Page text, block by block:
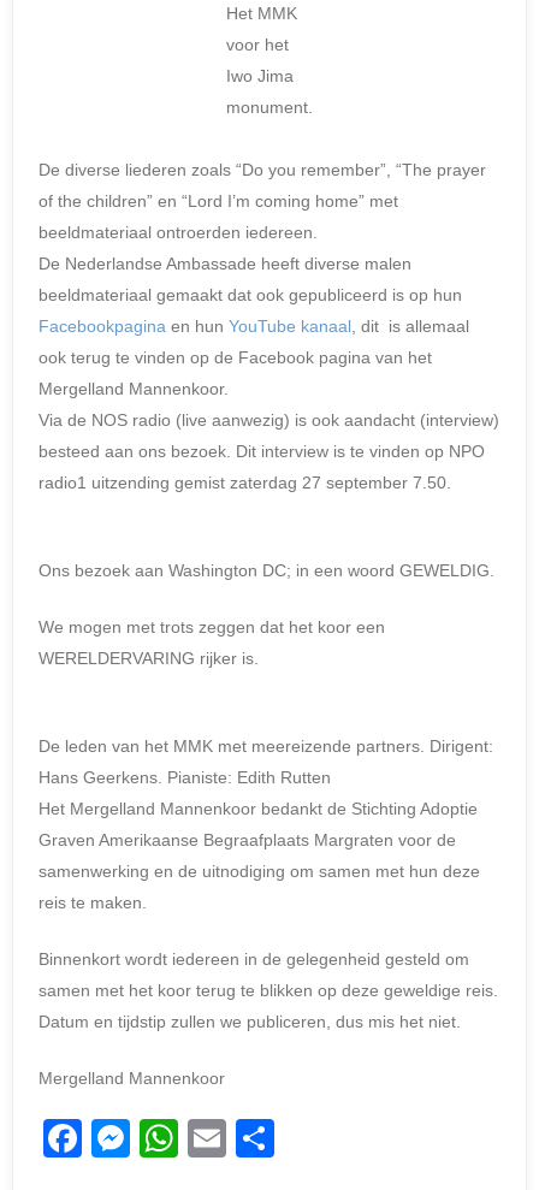
Het MMK
voor het
Iwo Jima
monument.
De diverse liederen zoals “Do you remember”, “The prayer
of the children” en “Lord I’m coming home” met
beeldmateriaal ontroerden iedereen.
De Nederlandse Ambassade heeft diverse malen
beeldmateriaal gemaakt dat ook gepubliceerd is op hun
Facebookpagina en hun YouTube kanaal, dit is allemaal
ook terug te vinden op de Facebook pagina van het
Mergelland Mannenkoor.
Via de NOS radio (live aanwezig) is ook aandacht (interview)
besteed aan ons bezoek. Dit interview is te vinden op NPO
radio1 uitzending gemist zaterdag 27 september 7.50.
Ons bezoek aan Washington DC; in een woord GEWELDIG.
We mogen met trots zeggen dat het koor een
WERELDERVARING rijker is.
De leden van het MMK met meereizende partners. Dirigent:
Hans Geerkens. Pianiste: Edith Rutten
Het Mergelland Mannenkoor bedankt de Stichting Adoptie
Graven Amerikaanse Begraafplaats Margraten voor de
samenwerking en de uitnodiging om samen met hun deze
reis te maken.
Binnenkort wordt iedereen in de gelegenheid gesteld om
samen met het koor terug te blikken op deze geweldige reis.
Datum en tijdstip zullen we publiceren, dus mis het niet.
Mergelland Mannenkoor
F
M
W
E